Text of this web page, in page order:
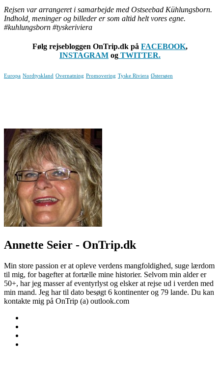
Rejsen var arrangeret i samarbejde med Ostseebad Kühlungsborn.
Indhold, meninger og billeder er som altid helt vores egne.
#kuhlungsborn #tyskeriviera
Følg rejsebloggen OnTrip.dk på FACEBOOK,
INSTAGRAM og TWITTER.
Europa Nordtyskland Overnatning Promovering Tyske Riviera Østersøen
Annette Seier - OnTrip.dk
Min store passion er at opleve verdens mangfoldighed, suge lærdom
til mig, for bagefter at fortælle mine historier. Selvom min alder er
50+, har jeg masser af eventyrlyst og elsker at rejse ud i verden med
min mand. Jeg har til dato besøgt 6 kontinenter og 79 lande. Du kan
kontakte mig på OnTrip (a) outlook.com